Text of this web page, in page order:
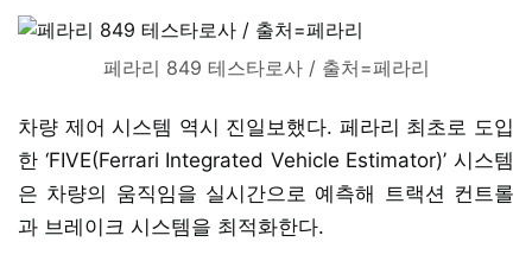
페라리 849 테스타로사 / 출처=페라리
차량 제어 시스템 역시 진일보했다. 페라리 최초로 도입
한 ‘FIVE(Ferrari Integrated Vehicle Estimator)’ 시스템
은 차량의 움직임을 실시간으로 예측해 트랙션 컨트롤
과 브레이크 시스템을 최적화한다.